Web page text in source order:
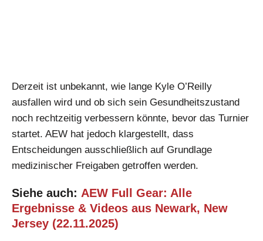
Derzeit ist unbekannt, wie lange Kyle O’Reilly
ausfallen wird und ob sich sein Gesundheitszustand
noch rechtzeitig verbessern könnte, bevor das Turnier
startet. AEW hat jedoch klargestellt, dass
Entscheidungen ausschließlich auf Grundlage
medizinischer Freigaben getroffen werden.
Siehe auch: AEW Full Gear: Alle
Ergebnisse & Videos aus Newark, New
Jersey (22.11.2025)